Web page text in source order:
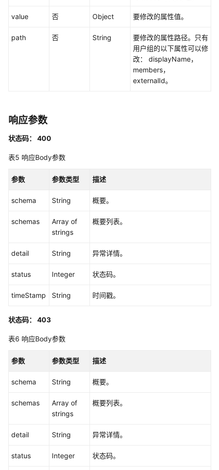
权
集
理
理
应
程
用
value 否 Object 要修改的属性值。
path 否 String
要修改的属性路径。只有
用户组的以下属性可以修
改： displayName，
members，
externalId。
响应参数
状态码： 400
表5 响应Body参数
参数 参数类型 描述
schema String 概要。
schemas
Array of
strings
概要列表。
detail String 异常详情。
status Integer 状态码。
timeStamp String 时间戳。
状态码： 403
表6 响应Body参数
参数 参数类型 描述
schema String 概要。
schemas
Array of
strings
概要列表。
detail String 异常详情。
status Integer 状态码。